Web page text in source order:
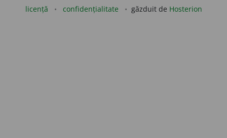
licență confidențialitate găzduit de Hosterion